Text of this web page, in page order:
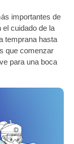
importantes de
el cuidado de la
temprana hasta
que comenzar
para una boca